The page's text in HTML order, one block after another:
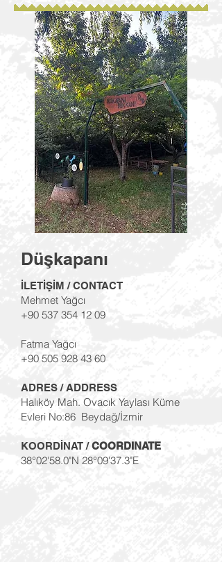
Düşkapanı
İLETİŞİM / CONTACT
Mehmet Yağcı
+90 537 354 12 09
Fatma Yağcı
+90 505 928 43 60
ADRES / ADDRESS
Halıköy Mah. Ovacık Yaylası Küme
Evleri No:86 Beydağ/İzmir
KOORDİNAT /COORDINATE
38°02'58.0"N 28°09'37.3"E